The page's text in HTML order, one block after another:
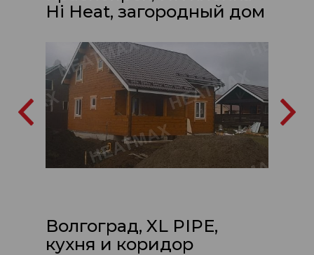
Hi Heat, загородный дом
Волгоград, XL PIPE,
кухня и коридор